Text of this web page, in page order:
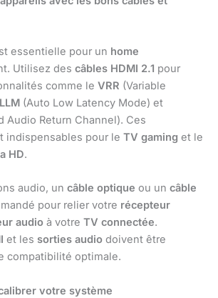
essentielle pour un home
Utilisez des câbles HDMI 2.1 pour
comme le VRR (Variable
(Auto Low Latency Mode) et
Audio Return Channel). Ces
indispensables pour le TV gaming et le
HD.
audio, un câble optique ou un câble
pour relier votre récepteur
audio à votre TV connectée.
et les sorties audio doivent être
compatibilité optimale.
votre système